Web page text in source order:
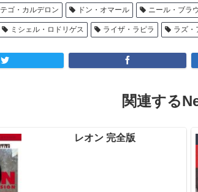
テゴ・カルデロン ドン・オマール ニール・ブラ
ミシェル・ロドリゲス ライザ・ラピラ ラズ・
関連する
レオン 完全版